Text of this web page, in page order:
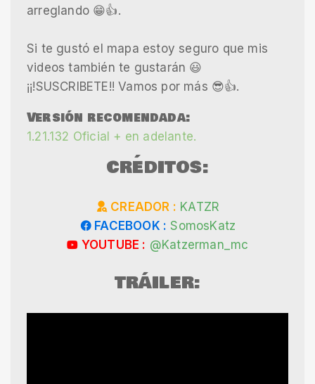
arreglando 😁👍.
Si te gustó el mapa estoy seguro que mis
videos también te gustarán 😃
¡¡!SUSCRIBETE!! Vamos por más 😎👍.
Versión recomendada:
1.21.132 Oficial + en adelante.
CRÉDITOS:
CREADOR : KATZR
FACEBOOK : SomosKatz
YOUTUBE : @Katzerman_mc
TRÁILER: